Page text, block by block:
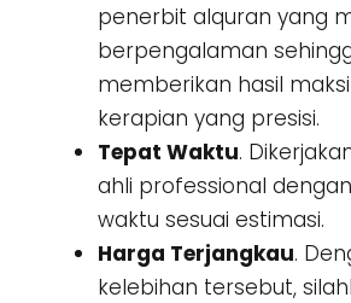
penerbit alquran yang
berpengalaman
memberikan hasil
kerapian yang presisi.
Tepat Waktu.
ahli professional
waktu sesuai estimasi.
Harga Terjangkau.
kelebihan tersebut,